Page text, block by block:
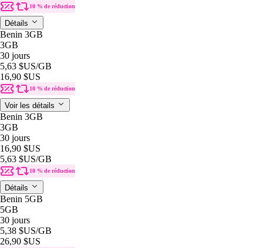
10 % de réduction
Détails
Benin 3GB
3GB
30 jours
5,63 $US/GB
16,90 $US
10 % de réduction
Voir les détails
Benin 3GB
3GB
30 jours
16,90 $US
5,63 $US/GB
10 % de réduction
Détails
Benin 5GB
5GB
30 jours
5,38 $US/GB
26,90 $US